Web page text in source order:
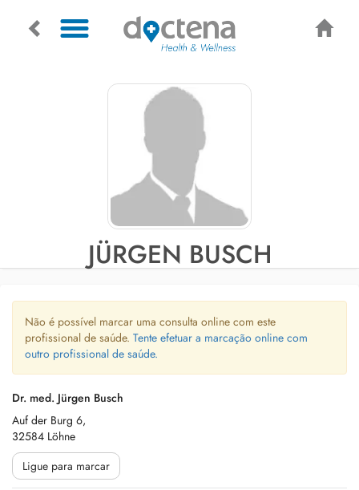
JÜRGEN BUSCH
Não é possível marcar uma consulta online com este
profissional de saúde. Tente efetuar a marcação online com
outro profissional de saúde.
Dr. med. Jürgen Busch
Auf der Burg 6,
32584 Löhne
Ligue para marcar